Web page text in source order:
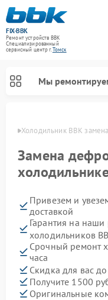
FIX-BBK
Ремонт устройств BBK
Специализированный
cервисный центр г.Томск
Мы
Холодильник BBK
Замена
Привезем и
доставкой
Гарантия на
холодильников
Срочный ремонт
часа
Скидка для вас до
Получите 1500
Оригинальные